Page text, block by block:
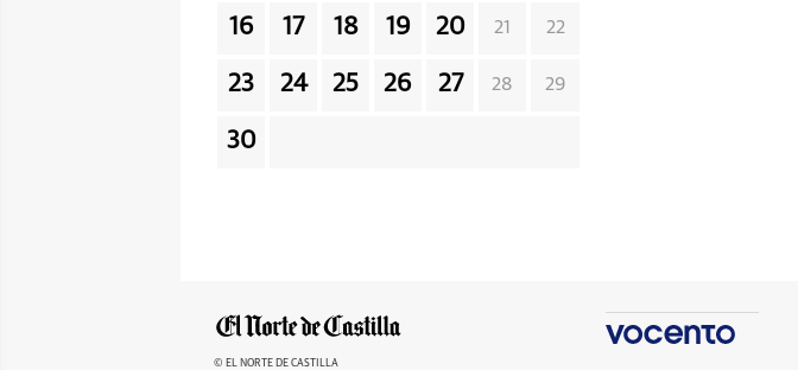
16 17 18 19 20 21 22
23 24 25 26 27 28 29
30
© EL NORTE DE CASTILLA